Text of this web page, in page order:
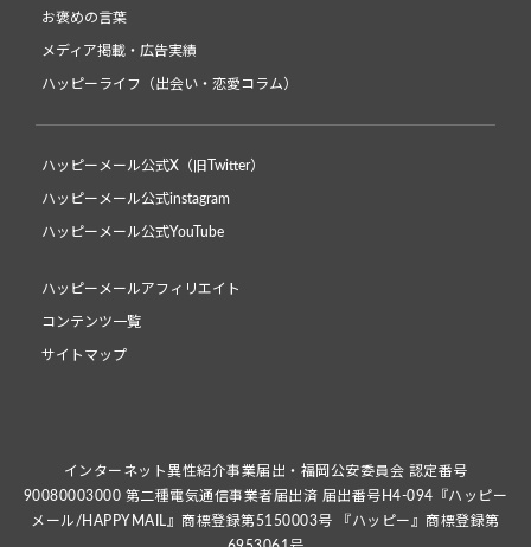
お褒めの言葉
メディア掲載・広告実績
ハッピーライフ（出会い・恋愛コラム）
ハッピーメール公式X（旧Twitter）
ハッピーメール公式instagram
ハッピーメール公式YouTube
ハッピーメールアフィリエイト
コンテンツ一覧
サイトマップ
インターネット異性紹介事業届出・福岡公安委員会 認定番号
90080003000 第二種電気通信事業者届出済 届出番号H4-094『ハッピー
メール/HAPPYMAIL』商標登録第5150003号 『ハッピー』商標登録第